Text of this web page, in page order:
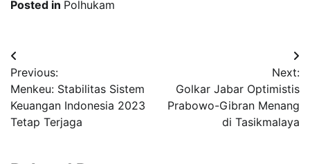
Posted in Polhukam
Navigasi
pos
Previous:
Menkeu: Stabilitas Sistem
Keuangan Indonesia 2023
Tetap Terjaga
Next:
Golkar Jabar Optimistis
Prabowo-Gibran Menang
di Tasikmalaya